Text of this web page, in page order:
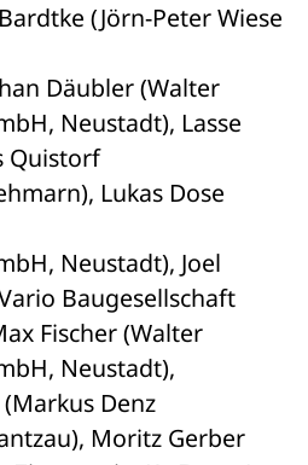
(Jörn-Peter Wiese
Däubler (Walter
Neustadt), Lasse
Quistorf
Lukas Dose
Neustadt), Joel
Baugesellschaft
Fischer (Walter
Neustadt),
Denz
Moritz Gerber